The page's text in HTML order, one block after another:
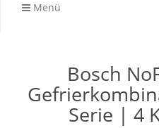
Menü
Bosch
Serie | 4